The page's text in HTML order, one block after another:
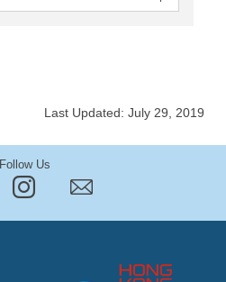
Last Updated: July 29, 2019
Follow Us